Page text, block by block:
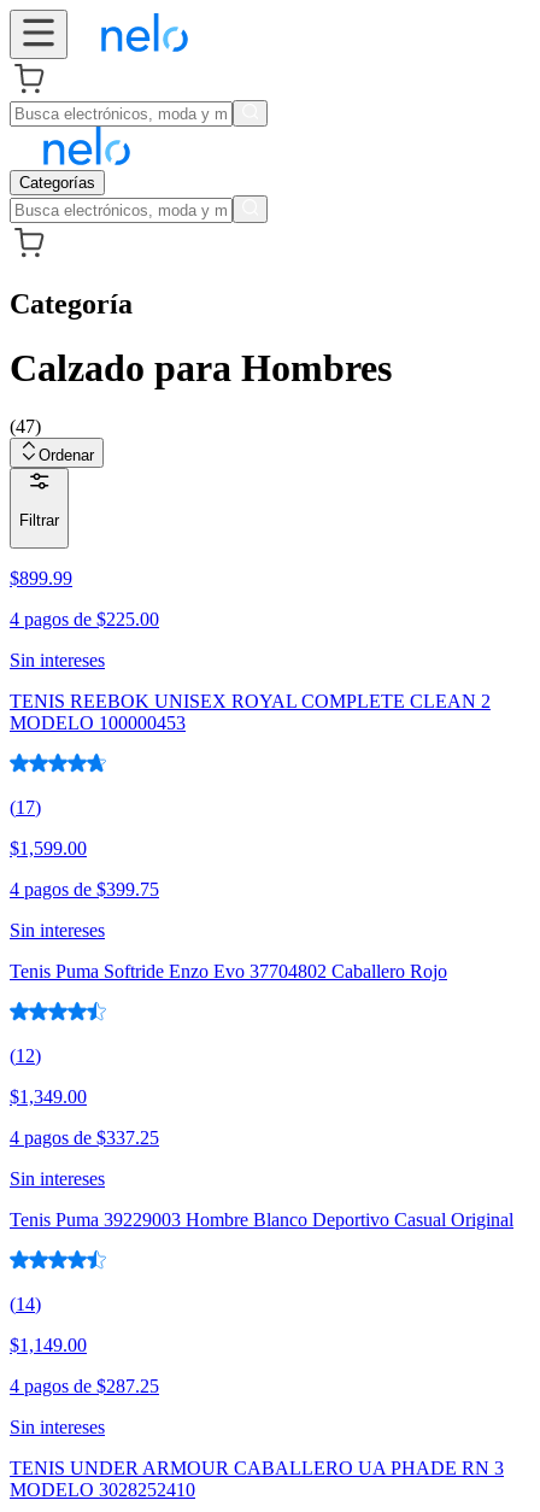
Categorías
Categoría
Calzado para Hombres
(47)
Ordenar
Filtrar
$899.99
4 pagos de $225.00
Sin intereses
TENIS REEBOK UNISEX ROYAL COMPLETE CLEAN 2
MODELO 100000453
(17)
$1,599.00
4 pagos de $399.75
Sin intereses
Tenis Puma Softride Enzo Evo 37704802 Caballero Rojo
(12)
$1,349.00
4 pagos de $337.25
Sin intereses
Tenis Puma 39229003 Hombre Blanco Deportivo Casual Original
(14)
$1,149.00
4 pagos de $287.25
Sin intereses
TENIS UNDER ARMOUR CABALLERO UA PHADE RN 3
MODELO 3028252410